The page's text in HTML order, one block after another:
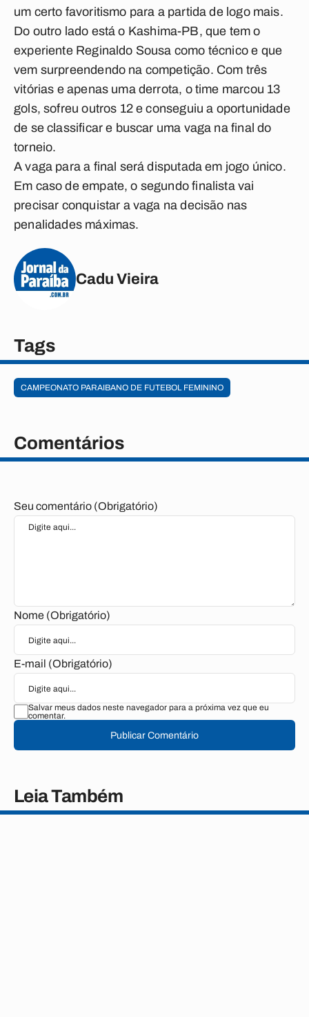
um certo favoritismo para a partida de logo mais.
Do outro lado está o Kashima-PB, que tem o
experiente Reginaldo Sousa como técnico e que
vem surpreendendo na competição. Com três
vitórias e apenas uma derrota, o time marcou 13
gols, sofreu outros 12 e conseguiu a oportunidade
de se classificar e buscar uma vaga na final do
torneio.
A vaga para a final será disputada em jogo único.
Em caso de empate, o segundo finalista vai
precisar conquistar a vaga na decisão nas
penalidades máximas.
Cadu Vieira
Tags
CAMPEONATO PARAIBANO DE FUTEBOL FEMININO
Comentários
Seu comentário (Obrigatório)
Nome (Obrigatório)
E-mail (Obrigatório)
Salvar meus dados neste navegador para a próxima vez que eu
comentar.
Publicar Comentário
Leia Também